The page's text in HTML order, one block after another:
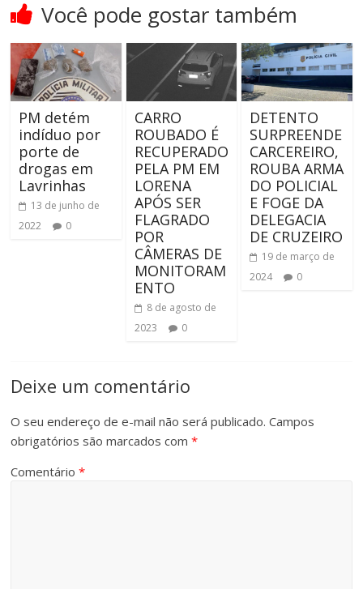
Você pode gostar também
PM detém
indíduo por
porte de
drogas em
Lavrinhas
13 de junho de
2022
0
CARRO
ROUBADO É
RECUPERADO
PELA PM EM
LORENA
APÓS SER
FLAGRADO
POR
CÂMERAS DE
MONITORAM
ENTO
8 de agosto de
2023
0
DETENTO
SURPREENDE
CARCEREIRO,
ROUBA ARMA
DO POLICIAL
E FOGE DA
DELEGACIA
DE CRUZEIRO
19 de março de
2024
0
Deixe um comentário
O seu endereço de e-mail não será publicado. Campos
obrigatórios são marcados com*
Comentário*